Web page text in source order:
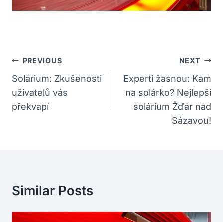
Navigace
Pro
Příspěvek
PREVIOUS
Solárium: Zkušenosti
uživatelů vás
překvapí
NEXT
Experti žasnou: Kam
na solárko? Nejlepší
solárium Žďár nad
Sázavou!
Similar Posts